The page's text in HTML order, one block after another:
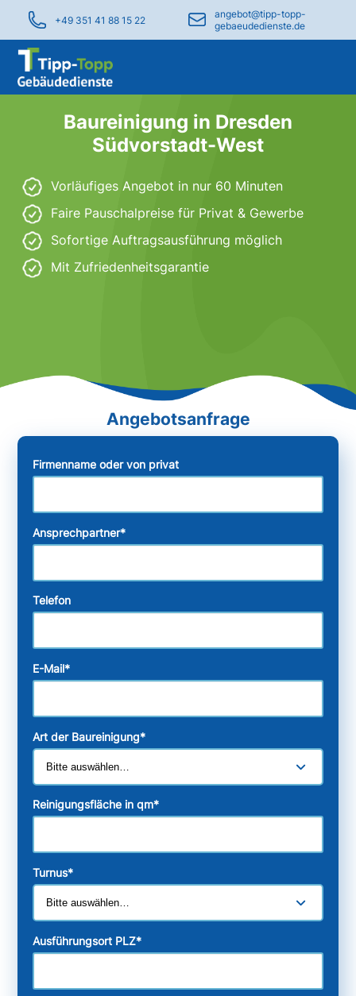
+49 351 41 88 15 22
angebot@tipp-topp-
gebaeudedienste.de
Baureinigung in Dresden
Südvorstadt-West
Vorläufiges Angebot in nur 60 Minuten
Faire Pauschalpreise für Privat & Gewerbe
Sofortige Auftragsausführung möglich
Mit Zufriedenheitsgarantie
Firmenname oder von privat
Ansprechpartner*
Telefon
E-Mail*
Art der Baureinigung*
Reinigungsfläche in qm*
Turnus*
Ausführungsort PLZ*